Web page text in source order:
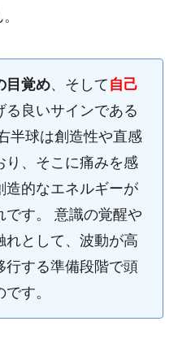
目覚め、そして 自己
る良いサインである
半球は創造性や直感
り、そこに痛みを感
造的なエネルギーが
です。 意識の覚醒や
れとして、波動が高
行する準備段階で頭
す。